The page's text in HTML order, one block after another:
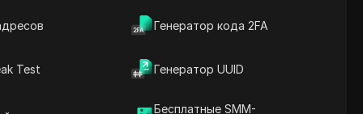
Генератор кода 2FA
Test Генератор UUID
Бесплатные SMM-
Задайте вопросы об этой странице
Открыть в Claude
Задайте вопросы об этой странице